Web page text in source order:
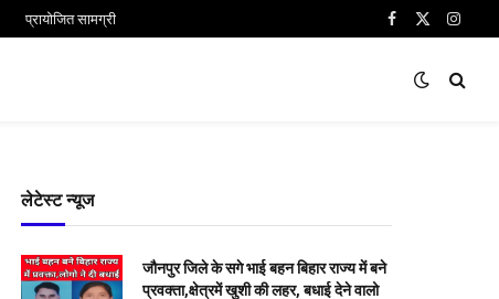
प्रायोजित सामग्री Facebook
X
लेटेस्ट न्यूज
जौनपुर जिले के सगे भाई बहन बिहार राज्य में बने
प्रवक्ता,क्षेत्रमें खुशी की लहर, बधाई देने वालो